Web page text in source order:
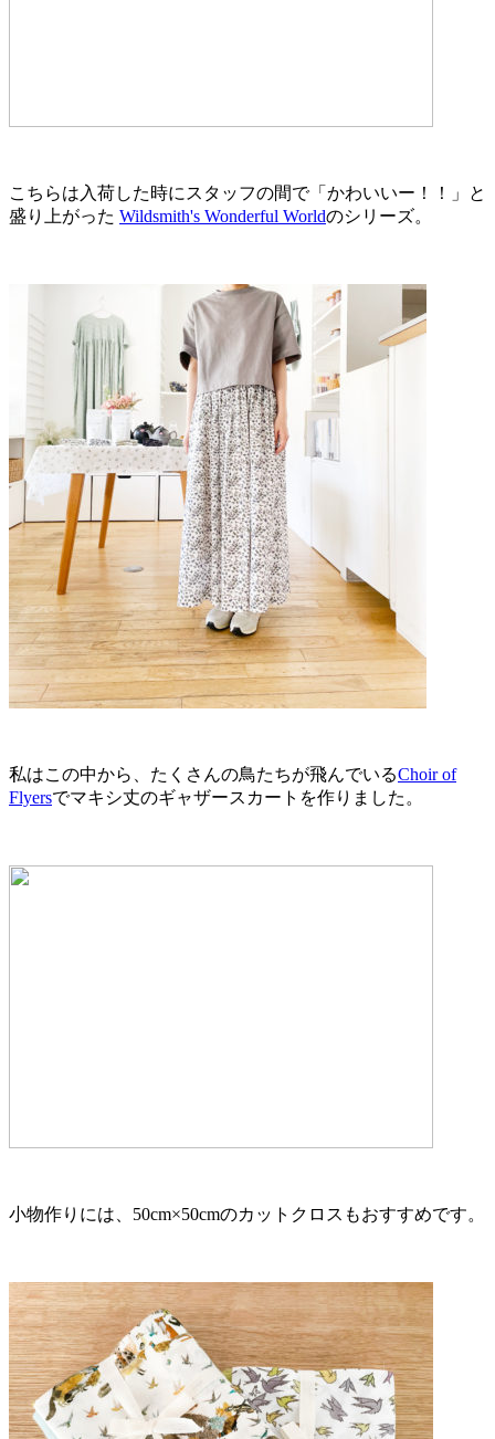
こちらは入荷した時にスタッフの間で「かわいいー！！」と
盛り上がった Wildsmith's Wonderful Worldのシリーズ。
私はこの中から、たくさんの鳥たちが飛んでいるChoir of
Flyersでマキシ丈のギャザースカートを作りました。
小物作りには、50cm×50cmのカットクロスもおすすめです。